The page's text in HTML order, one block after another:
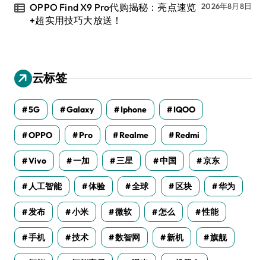
OPPO Find X9 Pro代购揭秘：亮点速览
+超实用技巧大放送！
2026年8月8日
云标签
5G Galaxy Iphone IQOO
OPPO Pro Realme Redmi
Vivo 一加 三星 中国 京东
人工智能 体验 全球 区块 华为
发布 小米 微软 怎么 性能
手机 技术 数智网 新机 旗舰